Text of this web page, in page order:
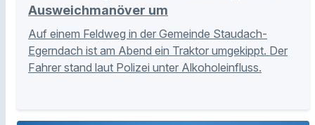
Ausweichmanöver um
Auf einem Feldweg in der Gemeinde Staudach-
Egerndach ist am Abend ein Traktor umgekippt. Der
Fahrer stand laut Polizei unter Alkoholeinfluss.